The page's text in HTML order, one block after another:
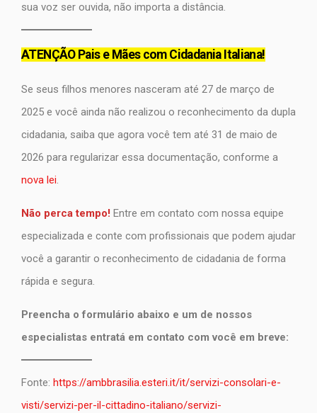
sua voz ser ouvida, não importa a distância.
ATENÇÃO Pais e Mães com Cidadania Italiana!
Se seus filhos menores nasceram até 27 de março de
2025 e você ainda não realizou o reconhecimento da dupla
cidadania, saiba que agora você tem até 31 de maio de
2026 para regularizar essa documentação, conforme a
nova lei.
Não perca tempo! Entre em contato com nossa equipe
especializada e conte com profissionais que podem ajudar
você a garantir o reconhecimento de cidadania de forma
rápida e segura.
Preencha o formulário abaixo e um de nossos
especialistas entratá em contato com você em breve:
Fonte: https://ambbrasilia.esteri.it/it/servizi-consolari-e-
visti/servizi-per-il-cittadino-italiano/servizi-